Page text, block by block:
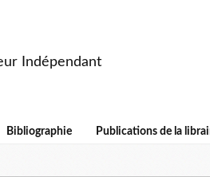
Indépendant
Bibliographie Publications de la